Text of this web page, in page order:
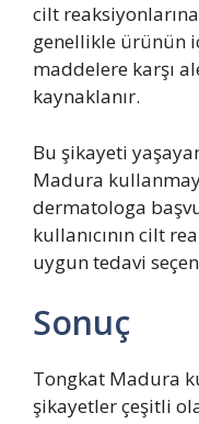
cilt
genellikle ürünün
maddelere karşı
kaynaklanır.
Bu şikayeti
Madura
dermatologa
kullanıcının cilt
uygun tedavi
Sonuç
Tongkat Madura
şikayetler çeşitli